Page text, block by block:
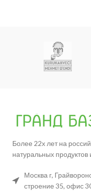
Более 22х лет на
натуральных продуктов
Москва г,
строение 35, офис